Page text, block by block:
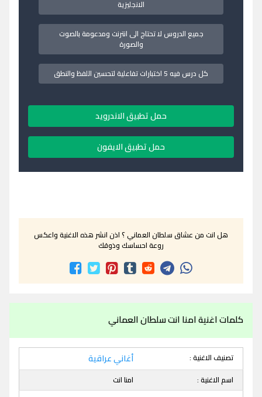
الانجليزية
جميع الدروس لا تحتاج الى انترنت ومدعومة بالصوت
والصورة
كل درس فيه 5 اختبارات تفاعلية لتحسين اللفظ والنطق
حمل تطبيق الاندرويد
حمل تطبيق الايفون
هل انت من عشاق سلطان العماني ؟ اذن انشر هذه الاغنية واعكس
روعة احساسك وذوقك
كلمات اغنية امنا انت سلطان العماني
تصنيف الاغنية : أغاني عراقية
اسم الاغنية :
امنا انت